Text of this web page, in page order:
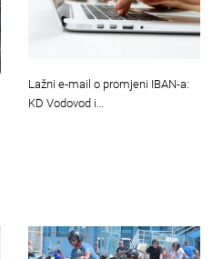
Lažni e‑mail o promjeni IBAN-a:
KD Vodovod i…